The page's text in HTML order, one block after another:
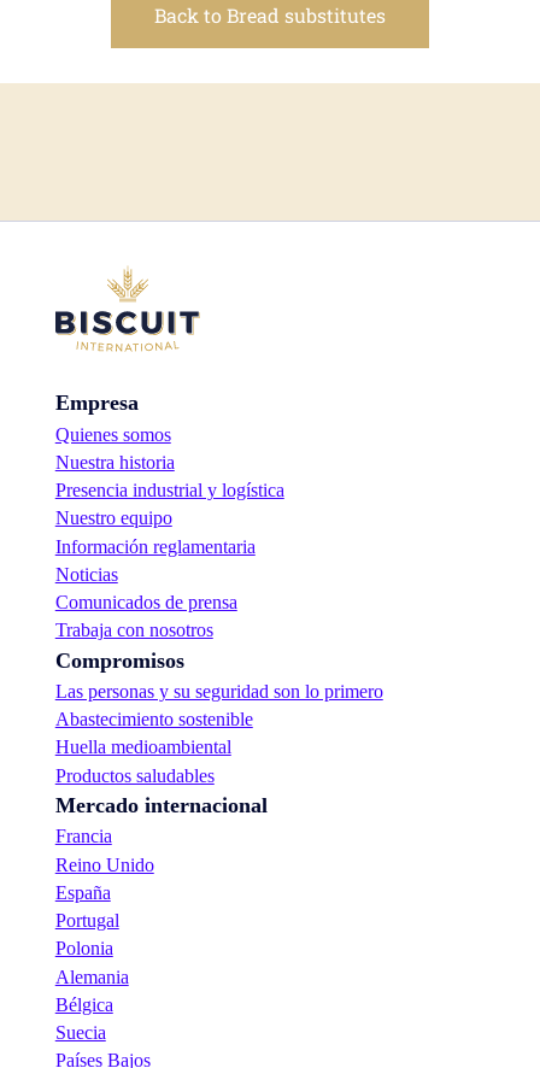
Back to Bread substitutes
Empresa
Quienes somos
Nuestra historia
Presencia industrial y logística
Nuestro equipo
Información reglamentaria
Noticias
Comunicados de prensa
Trabaja con nosotros
Compromisos
Las personas y su seguridad son lo primero
Abastecimiento sostenible
Huella medioambiental
Productos saludables
Mercado internacional
Francia
Reino Unido
España
Portugal
Polonia
Alemania
Bélgica
Suecia
Países Bajos